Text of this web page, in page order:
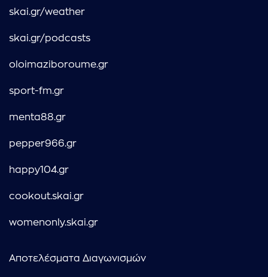
skai.gr/weather
skai.gr/podcasts
oloimaziboroume.gr
sport-fm.gr
menta88.gr
pepper966.gr
happy104.gr
cookout.skai.gr
womenonly.skai.gr
Αποτελέσματα Διαγωνισμών